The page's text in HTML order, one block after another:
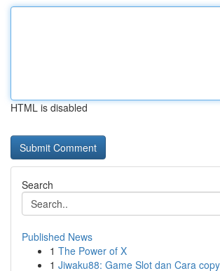
HTML is disabled
Search
Published News
1 The Power of X
1 Jiwaku88: Game Slot dan Cara